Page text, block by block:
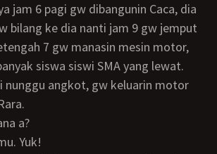
bilang ke dia nanti jam 9 gw jemput
7 gw manasin mesin motor,
siswa siswi SMA yang lewat.
nunggu angkot, gw keluarin motor
a?
Yuk!